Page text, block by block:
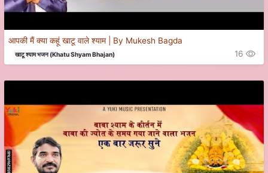
आपकी मैं क्या कहूं खाटू वाले श्याम | By Mukesh Bagda
खाटू श्याम भजन (Khatu Shyam Bhajan) 16